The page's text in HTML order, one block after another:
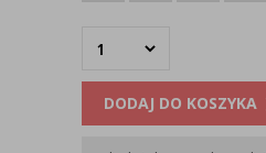
DODAJ DO KOSZYKA